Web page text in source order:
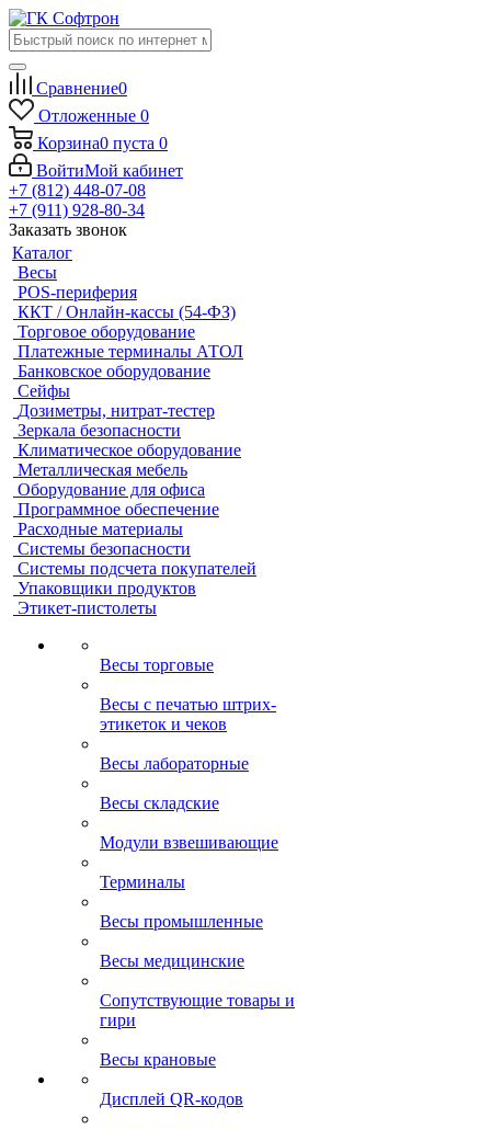
Сравнение0
Отложенные 0
Корзина0 пуста 0
ВойтиМой кабинет
+7 (812) 448-07-08
+7 (911) 928-80-34
Заказать звонок
Каталог
Весы
POS-периферия
ККТ / Онлайн-кассы (54-ФЗ)
Торговое оборудование
Платежные терминалы АТОЛ
Банковское оборудование
Сейфы
Дозиметры, нитрат-тестер
Зеркала безопасности
Климатическое оборудование
Металлическая мебель
Оборудование для офиса
Программное обеспечение
Расходные материалы
Системы безопасности
Системы подсчета покупателей
Упаковщики продуктов
Этикет-пистолеты
Весы торговые
Весы с печатью штрих-
этикеток и чеков
Весы лабораторные
Весы складские
Модули взвешивающие
Терминалы
Весы промышленные
Весы медицинские
Сопутствующие товары и
гири
Весы крановые
Дисплей QR-кодов